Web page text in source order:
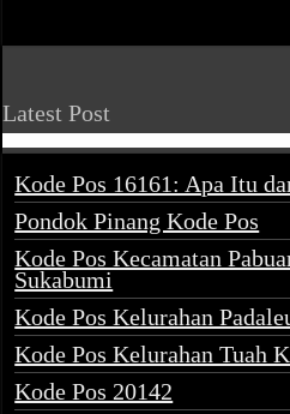
Latest Post
Kode Pos 16161: Apa Itu
Pondok Pinang Kode Pos
Kode Pos Kecamatan
Sukabumi
Kode Pos Kelurahan
Kode Pos Kelurahan Tuah
Kode Pos 20142